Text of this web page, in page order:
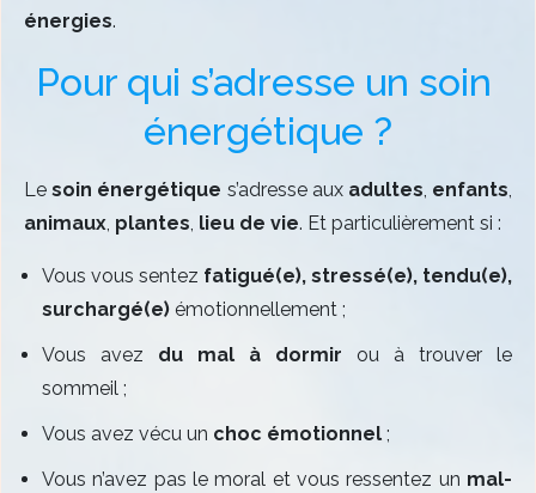
énergies.
Pour qui s’adresse un soin
énergétique ?
Lesoin énergétique s’adresse aux adultes, enfants,
animaux, plantes, lieu de vie. Et particulièrement si :
Vous vous sentez fatigué(e), stressé(e), tendu(e),
surchargé(e) émotionnellement ;
Vous avez du mal à dormir ou à trouver le
sommeil ;
Vous avez vécu un choc émotionnel ;
Vous n’avez pas le moral et vous ressentez un mal-